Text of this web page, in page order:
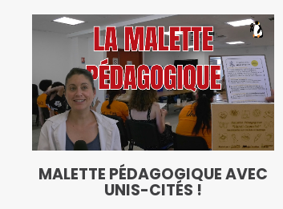
MALETTE PÉDAGOGIQUE AVEC
UNIS-CITÉS !